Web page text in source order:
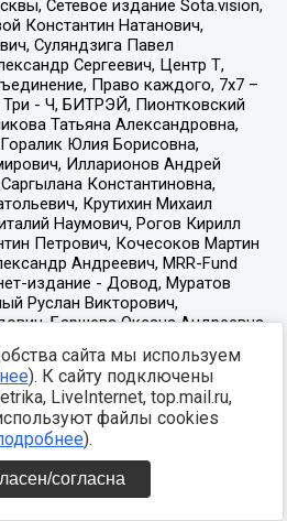
сайта мы используем
). К сайту подключены
LiveInternet, top.mail.ru,
файлы cookies
).
согласна